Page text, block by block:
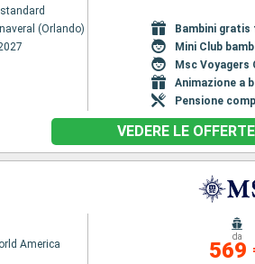
(Orlando)
Bambini gratis
Mini Club
Msc Voyagers
Animazione a
Pensione
VEDERE LE OFFERTE
America
da
569